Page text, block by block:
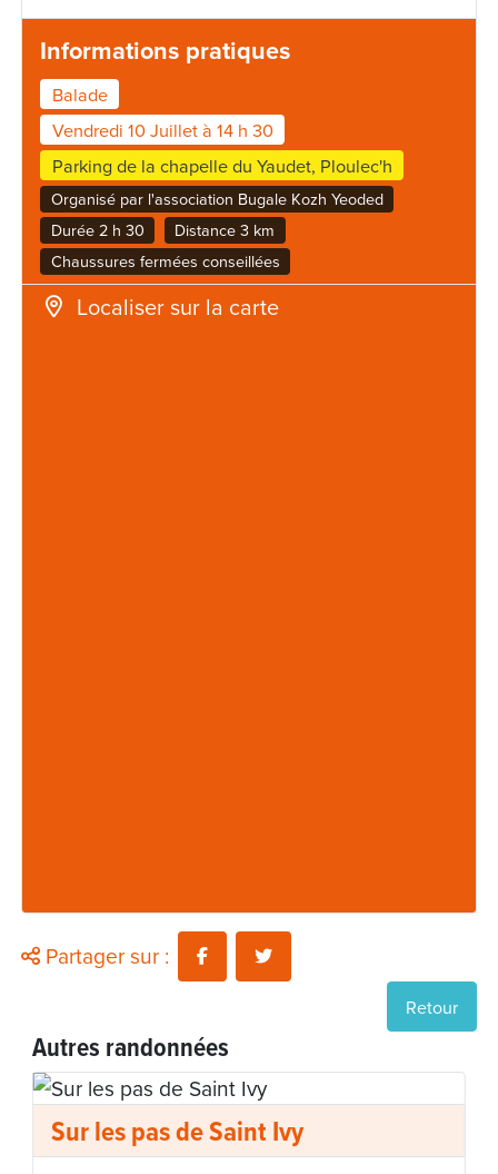
Informations pratiques
Balade
Vendredi 10 Juillet à 14 h 30
Parking de la chapelle du Yaudet, Ploulec'h
Organisé par l'association Bugale Kozh Yeoded
Durée 2 h 30
Distance 3 km
Chaussures fermées conseillées
Localiser sur la carte
Partager sur :
Retour
Autres randonnées
Sur les pas de Saint Ivy